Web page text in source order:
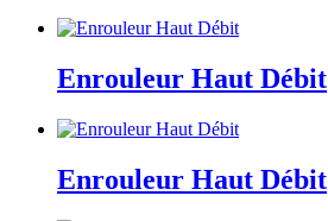
Enrouleur Haut Débit
Enrouleur Haut Débit